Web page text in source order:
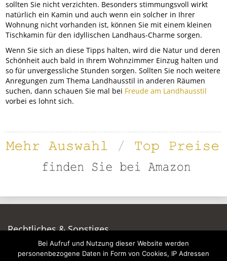
sollten Sie nicht verzichten. Besonders stimmungsvoll wirkt
natürlich ein Kamin und auch wenn ein solcher in Ihrer
Wohnung nicht vorhanden ist, können Sie mit einem kleinen
Tischkamin für den idyllischen Landhaus-Charme sorgen.
Wenn Sie sich an diese Tipps halten, wird die Natur und deren
Schönheit auch bald in Ihrem Wohnzimmer Einzug halten und
so für unvergessliche Stunden sorgen. Sollten Sie noch weitere
Anregungen zum Thema Landhausstil in anderen Räumen
suchen, dann schauen Sie mal bei Freude am Landhausstil
vorbei es lohnt sich.
Rechtliches & Sonstiges
Auf dieser Seite werben
Bei Aufruf und Nutzung dieser Website werden
personenbezogene Daten in Form von Cookies, IP Adressen